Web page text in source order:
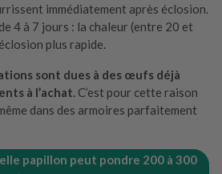
immédiatement après éclosion.
de 4 à 7 jours : la chaleur (entre 20 et
plus rapide.
sont dues à des œufs déjà
à l’achat. C’est pour cette raison
dans des armoires parfaitement
papillon peut pondre 200 à 300